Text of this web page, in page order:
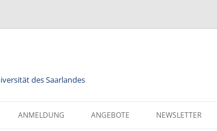
des Saarlandes
ANMELDUNG ANGEBOTE NEWSLETTER